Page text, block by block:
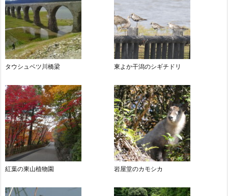
タウシュベツ川橋梁 東よか干潟のシギチドリ
紅葉の東山植物園 岩屋堂のカモシカ